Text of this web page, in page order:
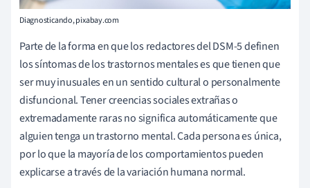
Diagnosticando, pixabay.com
Parte de la forma en que los redactores del DSM-5 definen
los síntomas de los trastornos mentales es que tienen que
ser muy inusuales en un sentido cultural o personalmente
disfuncional. Tener creencias sociales extrañas o
extremadamente raras no significa automáticamente que
alguien tenga un trastorno mental. Cada persona es única,
por lo que la mayoría de los comportamientos pueden
explicarse a través de la variación humana normal.